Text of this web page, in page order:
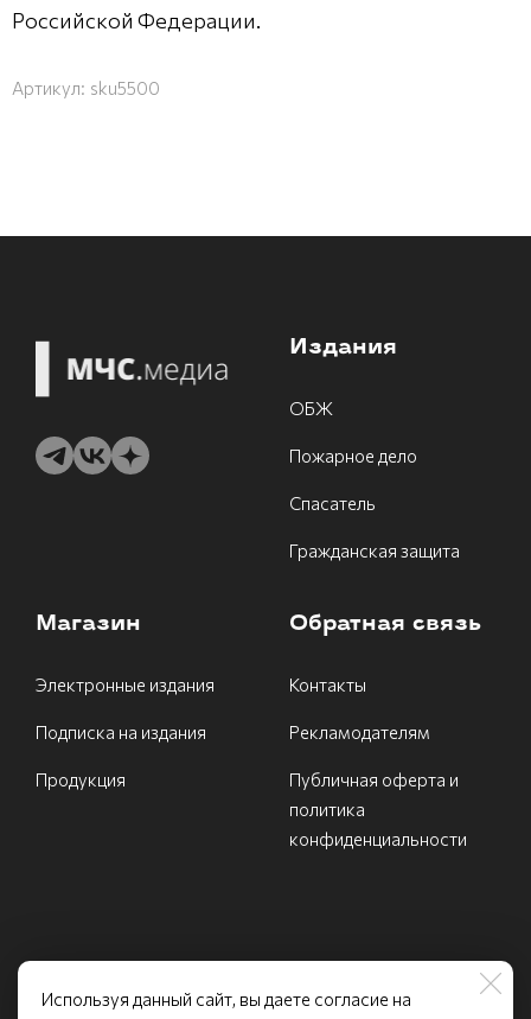
Российской Федерации.
Артикул: sku5500
Издания
ОБЖ
Пожарное дело
Спасатель
Гражданская защита
Магазин
Электронные издания
Подписка на издания
Продукция
Обратная связь
Контакты
Рекламодателям
Публичная оферта и
политика
конфиденциальности
Используя данный сайт, вы даете согласие на